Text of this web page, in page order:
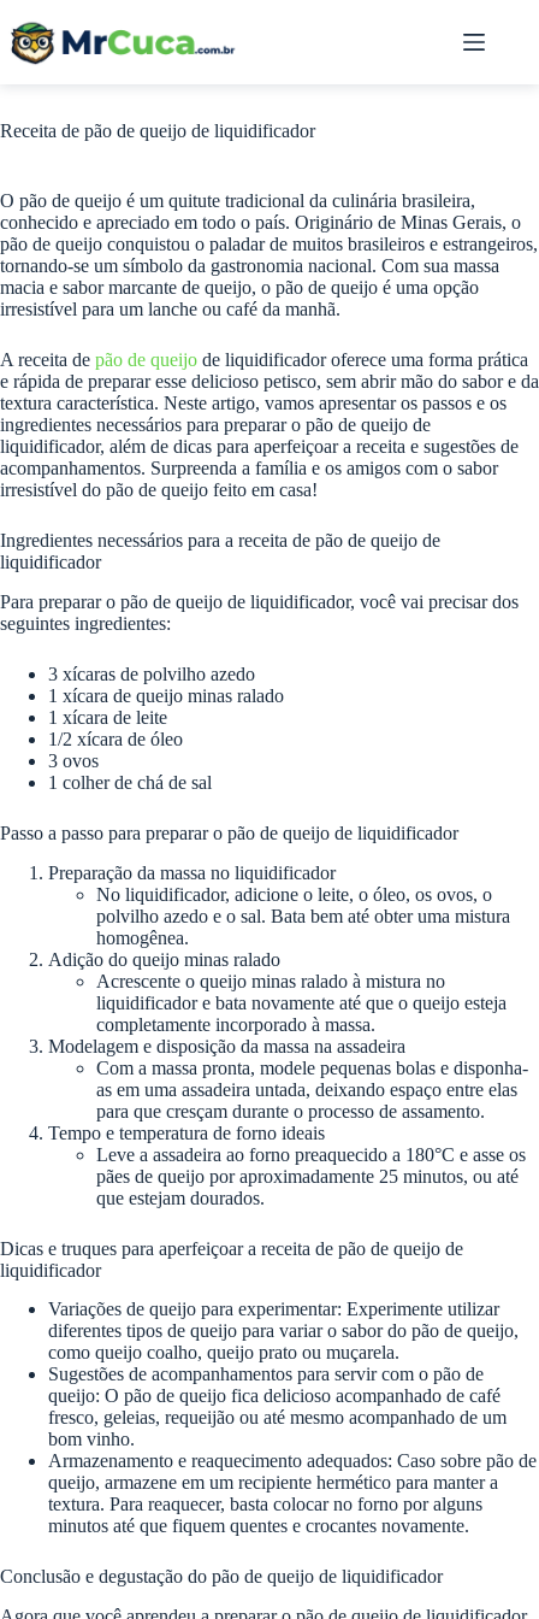
para
Receita de pão de queijo de liquidificador
O pão de queijo é um quitute tradicional da culinária brasileira,
conhecido e apreciado em todo o país. Originário de Minas Gerais, o
pão de queijo conquistou o paladar de muitos brasileiros e estrangeiros,
tornando-se um símbolo da gastronomia nacional. Com sua massa
macia e sabor marcante de queijo, o pão de queijo é uma opção
irresistível para um lanche ou café da manhã.
A receita de pão de queijo de liquidificador oferece uma forma prática
e rápida de preparar esse delicioso petisco, sem abrir mão do sabor e da
textura característica. Neste artigo, vamos apresentar os passos e os
ingredientes necessários para preparar o pão de queijo de
liquidificador, além de dicas para aperfeiçoar a receita e sugestões de
acompanhamentos. Surpreenda a família e os amigos com o sabor
irresistível do pão de queijo feito em casa!
Ingredientes necessários para a receita de pão de queijo de
liquidificador
Para preparar o pão de queijo de liquidificador, você vai precisar dos
seguintes ingredientes:
3 xícaras de polvilho azedo
1 xícara de queijo minas ralado
1 xícara de leite
1/2 xícara de óleo
3 ovos
1 colher de chá de sal
Passo a passo para preparar o pão de queijo de liquidificador
Preparação da massa no liquidificador
No liquidificador, adicione o leite, o óleo, os ovos, o
polvilho azedo e o sal. Bata bem até obter uma mistura
homogênea.
Adição do queijo minas ralado
Acrescente o queijo minas ralado à mistura no
liquidificador e bata novamente até que o queijo esteja
completamente incorporado à massa.
Modelagem e disposição da massa na assadeira
Com a massa pronta, modele pequenas bolas e disponha-
as em uma assadeira untada, deixando espaço entre elas
para que cresçam durante o processo de assamento.
Tempo e temperatura de forno ideais
Leve a assadeira ao forno preaquecido a 180°C e asse os
pães de queijo por aproximadamente 25 minutos, ou até
que estejam dourados.
Dicas e truques para aperfeiçoar a receita de pão de queijo de
liquidificador
Variações de queijo para experimentar: Experimente utilizar
diferentes tipos de queijo para variar o sabor do pão de queijo,
como queijo coalho, queijo prato ou muçarela.
Sugestões de acompanhamentos para servir com o pão de
queijo: O pão de queijo fica delicioso acompanhado de café
fresco, geleias, requeijão ou até mesmo acompanhado de um
bom vinho.
Armazenamento e reaquecimento adequados: Caso sobre pão de
queijo, armazene em um recipiente hermético para manter a
textura. Para reaquecer, basta colocar no forno por alguns
minutos até que fiquem quentes e crocantes novamente.
Conclusão e degustação do pão de queijo de liquidificador